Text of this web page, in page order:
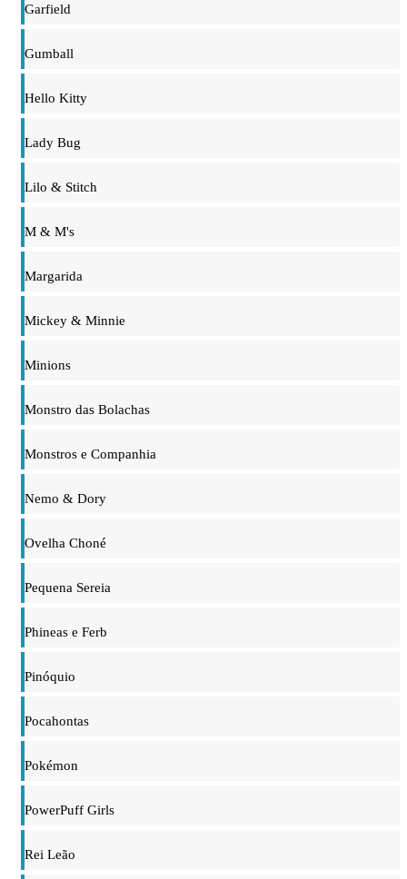
Garfield
Gumball
Hello Kitty
Lady Bug
Lilo & Stitch
M & M's
Margarida
Mickey & Minnie
Minions
Monstro das Bolachas
Monstros e Companhia
Nemo & Dory
Ovelha Choné
Pequena Sereia
Phineas e Ferb
Pinóquio
Pocahontas
Pokémon
PowerPuff Girls
Rei Leão